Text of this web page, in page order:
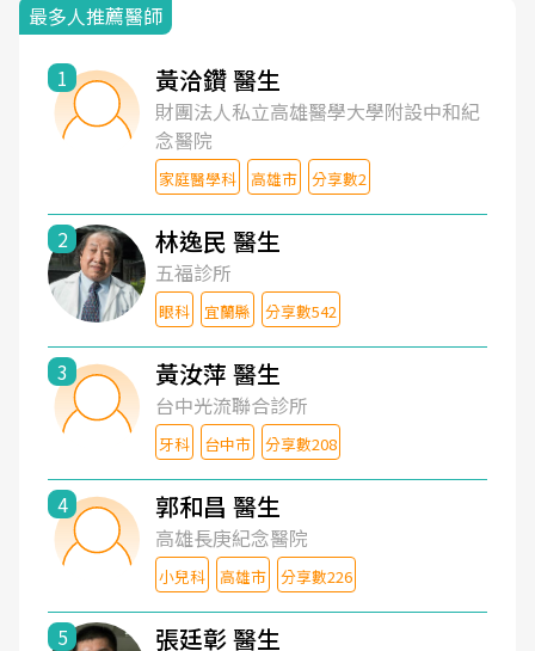
最多人推薦醫師
1 黃洽鑽 醫生
財團法人私立高雄醫學大學附設中和紀
念醫院
家庭醫學科 高雄市 分享數2
2 林逸民 醫生
五福診所
眼科 宜蘭縣 分享數542
3 黃汝萍 醫生
台中光流聯合診所
牙科 台中市 分享數208
4 郭和昌 醫生
高雄長庚紀念醫院
小兒科 高雄市 分享數226
5 張廷彰 醫生